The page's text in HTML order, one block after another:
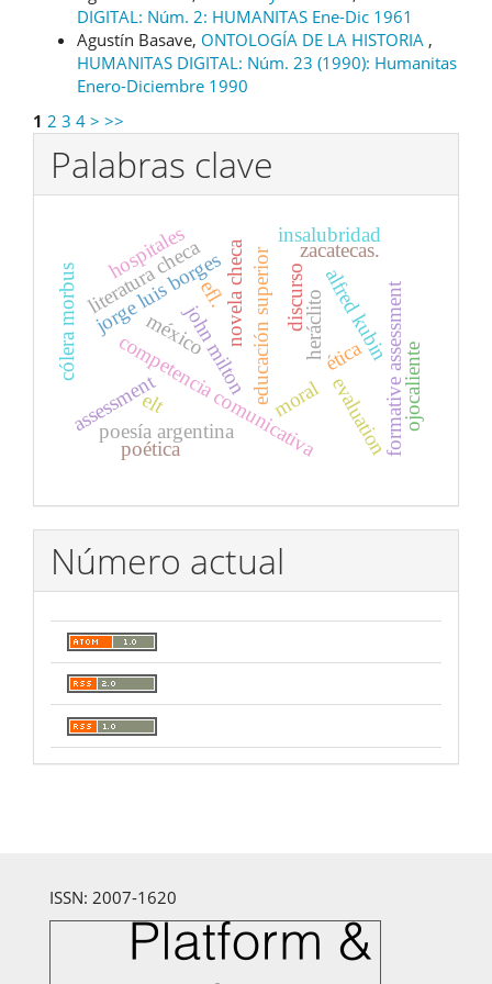
DIGITAL: Núm. 2: HUMANITAS Ene-Dic 1961
Agustín Basave, ONTOLOGÍA DE LA HISTORIA ,
HUMANITAS DIGITAL: Núm. 23 (1990): Humanitas
Enero-Diciembre 1990
1 2 3 4 > >>
Palabras clave
discurso
competencia comunicativa
educación superior
jorge luis borges heráclito
john milton
poesía argentina
ética
moral
méxico alfred kubin
novela checa
literatura checa
assessment evaluationformative assessment
elt
efl.
cólera morbus
ojocaliente
zacatecas.
hospitales insalubridad
poética
Número actual
ISSN: 2007-1620